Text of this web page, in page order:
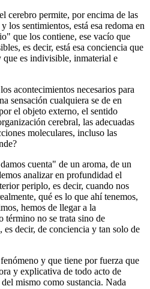
cerebro permite, por encima de las
los sentimientos, está esa redoma en
que los contiene, ese vacío que
es decir, está esa conciencia que
que es indivisible, inmaterial e
acontecimientos necesarios para
sensación cualquiera se de en
el objeto externo, el sentido
cerebral, las adecuadas
moleculares, incluso las
cuenta" de un aroma, de un
analizar en profundidad el
periplo, es decir, cuando nos
qué es lo que ahí tenemos,
hemos de llegar a la
término no se trata sino de
es decir, de conciencia y tan solo de
y que tiene por fuerza que
y explicativa de todo acto de
mismo como sustancia. Nada